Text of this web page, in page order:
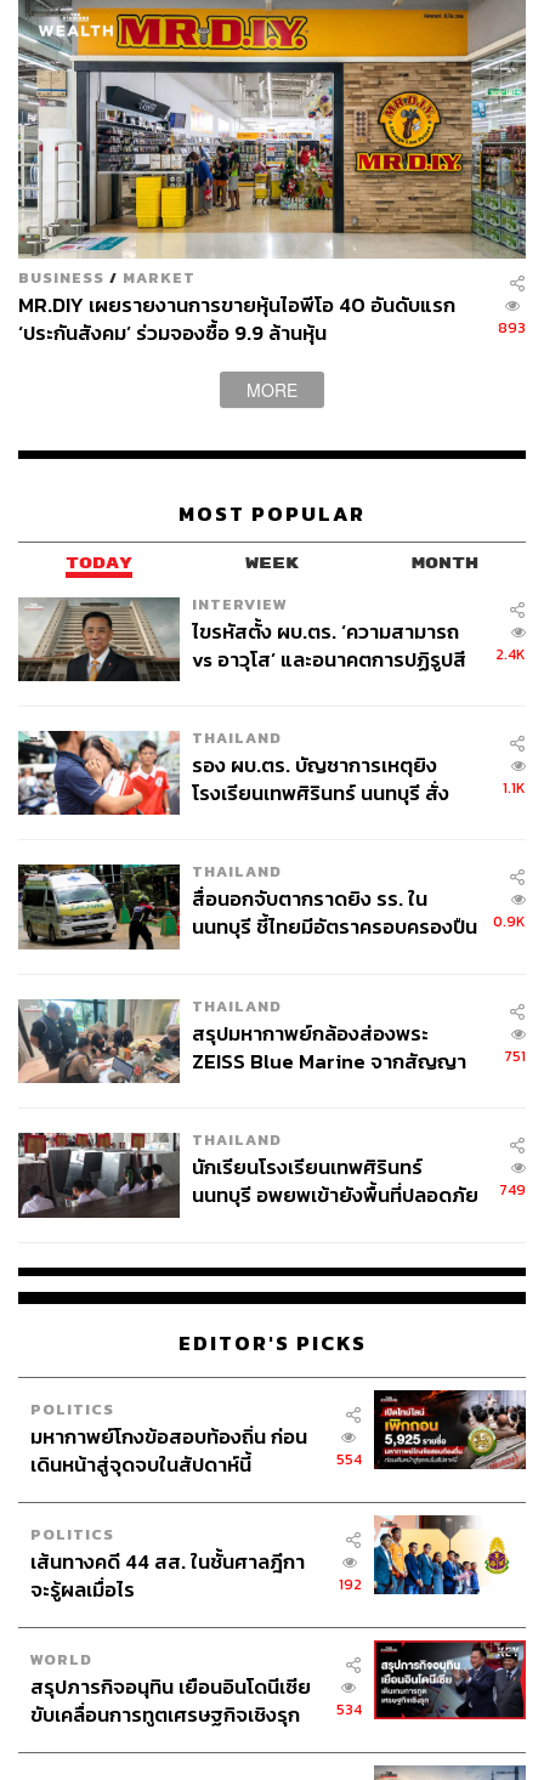
BUSINESS / MARKET
MR.DIY เผยรายงานการขายหุ้นไอพีโอ 40 อันดับแรก
‘ประกันสังคม’ ร่วมจองซื้อ 9.9 ล้านหุ้น
893
MORE
MOST POPULAR
TODAY WEEK MONTH
INTERVIEW
ไขรหัสตั้ง ผบ.ตร. ‘ความสามารถ
vs อาวุโส’ และอนาคตการปฏิรูปสี
2.4K
THAILAND
รอง ผบ.ตร. บัญชาการเหตุยิง
โรงเรียนเทพศิรินทร์ นนทบุรี สั่ง
1.1K
THAILAND
สื่อนอกจับตากราดยิง รร. ใน
นนทบุรี ชี้ไทยมีอัตราครอบครองปืน
0.9K
THAILAND
สรุปมหากาพย์กล้องส่องพระ
ZEISS Blue Marine จากสัญญา
จ่ายหนี้-แอบระบุแบรนด์
751
THAILAND
นักเรียนโรงเรียนเทพศิรินทร์
นนทบุรี อพยพเข้ายังพื้นที่ปลอดภัย
749
EDITOR'S PICKS
POLITICS
มหากาพย์โกงข้อสอบท้องถิ่น ก่อน
เดินหน้าสู่จุดจบในสัปดาห์นี้
554
POLITICS
เส้นทางคดี 44 สส. ในชั้นศาลฎีกา
จะรู้ผลเมื่อไร
192
WORLD
สรุปภารกิจอนุทิน เยือนอินโดนีเซีย
ขับเคลื่อนการทูตเศรษฐกิจเชิงรุก
534